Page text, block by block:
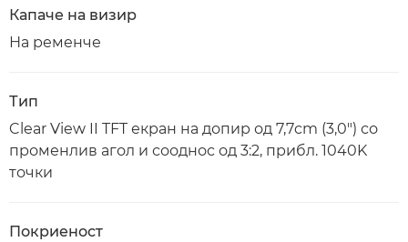
Капаче на визир
На ременче
Тип
Clear View II TFT екран на допир од 7,7cm (3,0") со
променлив агол и сооднос од 3:2, прибл. 1040K
точки
Покриеност